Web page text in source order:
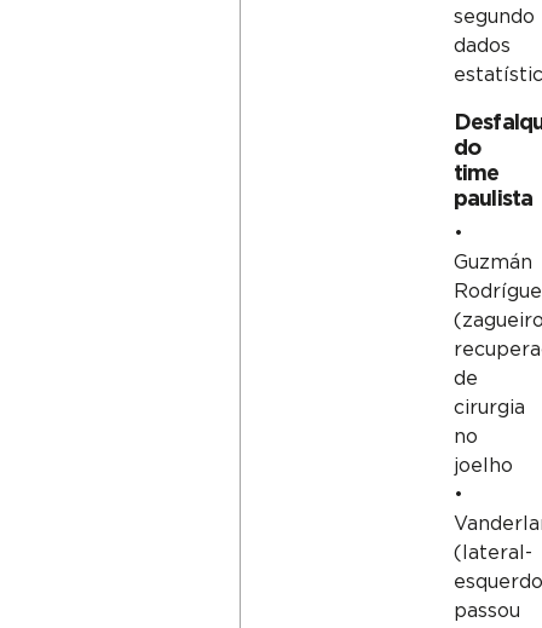
segundo
dados
do
time
paulista
•
Guzmán
de
cirurgia
no
joelho
•
(lateral-
passou